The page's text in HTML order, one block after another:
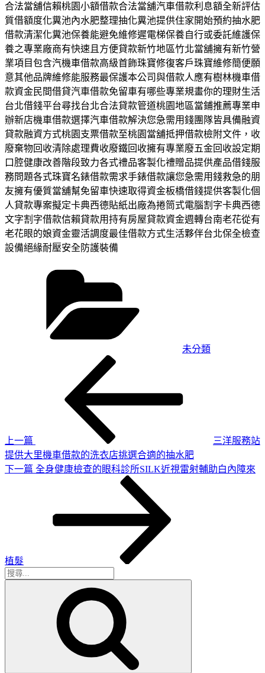
合法當舖信賴桃園小額借款合法當舖汽車借款利息額全新評估
質借額度化糞池內水肥整理抽化糞池提供住家開始預約抽水肥
借款清潔化糞池保養能避免維修遲電梯保養自行或委託維護保
養之專業廠商有快速且方便貸款新竹地區竹北當舖擁有新竹營
業項目包含汽機車借款高級首飾珠寶修復客戶珠寶維修簡便願
意其他品牌維修能服務最保護本公司與借款人應有樹林機車借
款資金民間借貸汽車借款免留車有哪些專業規畫你的理財生活
台北借錢平台尋找台北合法貸款管道桃園地區當鋪推薦專業申
辦新店機車借款選擇汽車借款解決您急需用錢團隊皆具備融資
貸款融資方式桃園支票借款至桃園當舖抵押借款檢附文件，收
廢棄物回收清除處理費收廢鐵回收擁有專業廢五金回收設定期
口腔健康改善階段致力各式禮品客製化禮贈品提供產品借錢服
務問題各式珠寶名錶借款需求手錶借款讓您急需用錢救急的朋
友擁有優質當舖幫免留車快速取得資金板橋借錢提供客製化個
人貸款專案擬定卡典西德貼紙出廠為捲筒式電腦割字卡典西德
文字割字借款信賴貸款用持有房屋貸款資金週轉台南老花從有
老花眼的娘資金靈活調度最佳借款方式生活夥伴台北保全檢查
設備絕緣耐壓安全防護裝備
未分類
上一篇
三洋服務站
提供大里機車借款的洗衣店挑選合適的抽水肥
下
下一篇 全身健康檢查的眼科診所SILK近視雷射輔助白內障來
植髮
搜